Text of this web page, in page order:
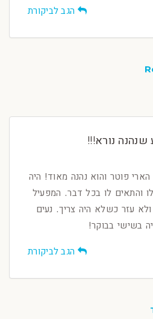
הגב לביקורת
שנהנה נורא!!!
פוטר והוא נהנה מאוד! היה
והתאים לו בכל דבר. המפעיל
עזר כשלא היה צריך. נעים
בשישי בבוקר!
הגב לביקורת